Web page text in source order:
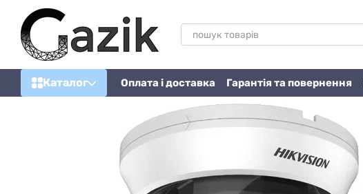
Перейти до основного контенту
Каталог Оплата і доставка Гарантія та повернення